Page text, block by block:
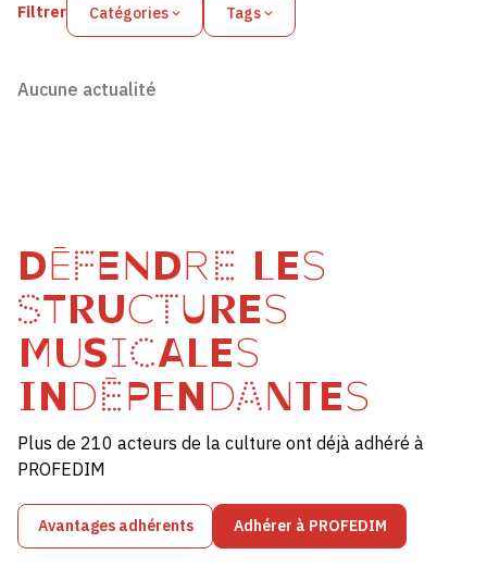
Filtrer Catégories Tags
Aucune actualité
DÉFENDRE LES
STRUCTURES
MUSICALES
INDÉPENDANTES
Plus de 210 acteurs de la culture ont déjà adhéré à
PROFEDIM
Avantages adhérents Adhérer à PROFEDIM